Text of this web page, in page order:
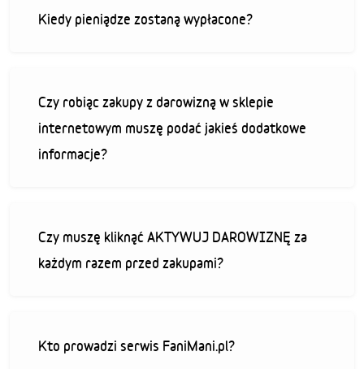
Kiedy pieniądze zostaną wypłacone?
Czy robiąc zakupy z darowizną w sklepie
internetowym muszę podać jakieś dodatkowe
informacje?
Czy muszę kliknąć AKTYWUJ DAROWIZNĘ za
każdym razem przed zakupami?
Kto prowadzi serwis FaniMani.pl?